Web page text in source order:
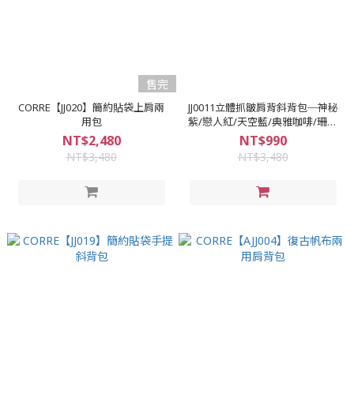
售完
CORRE【JJ020】簡約貼袋上肩兩
用包
NT$2,480
NT$3,480
JJ0011立體抓皺肩背斜背包─神秘
紫/戀人紅/天空藍/典雅咖啡/珊瑚
紅
NT$990
NT$3,480